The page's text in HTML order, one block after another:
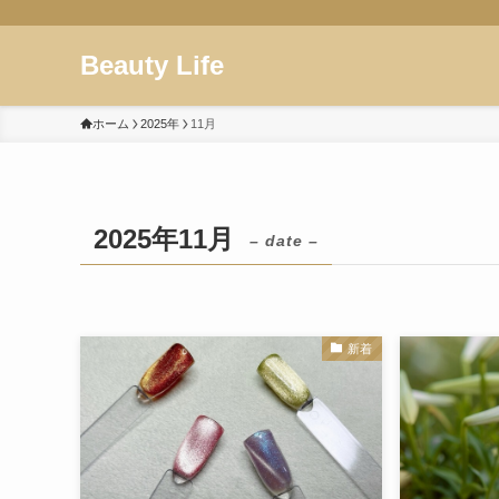
Beauty Life
ホーム 2025年 11月
2025年11月 – date –
新着